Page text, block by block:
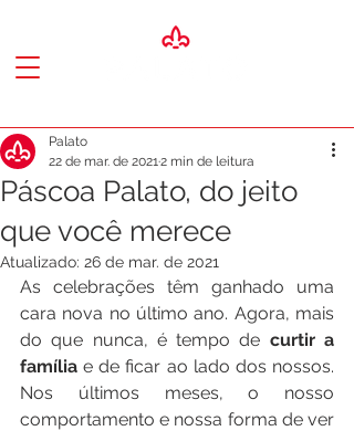
Páscoa Palato, do jeito
que você merece
Palato
22 de mar. de 20212 min de leitura
Atualizado: 26 de mar. de 2021
As celebrações têm ganhado uma
cara nova no último ano. Agora, mais
do que nunca, é tempo de curtir a
família e de ficar ao lado dos nossos.
Nos últimos meses, o nosso
comportamento e nossa forma de ver